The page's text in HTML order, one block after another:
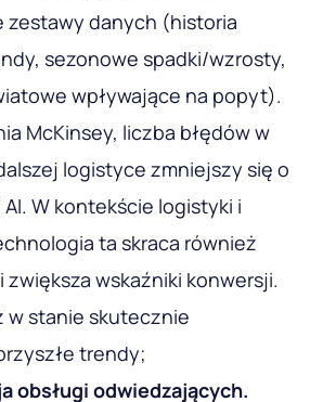
zestawy danych (historia
sezonowe spadki/wzrosty,
wpływające na popyt).
McKinsey, liczba błędów w
logistyce zmniejszy się o
W kontekście logistyki i
ta skraca również
zwiększa wskaźniki konwersji.
w stanie skutecznie
trendy;
obsługi odwiedzających.